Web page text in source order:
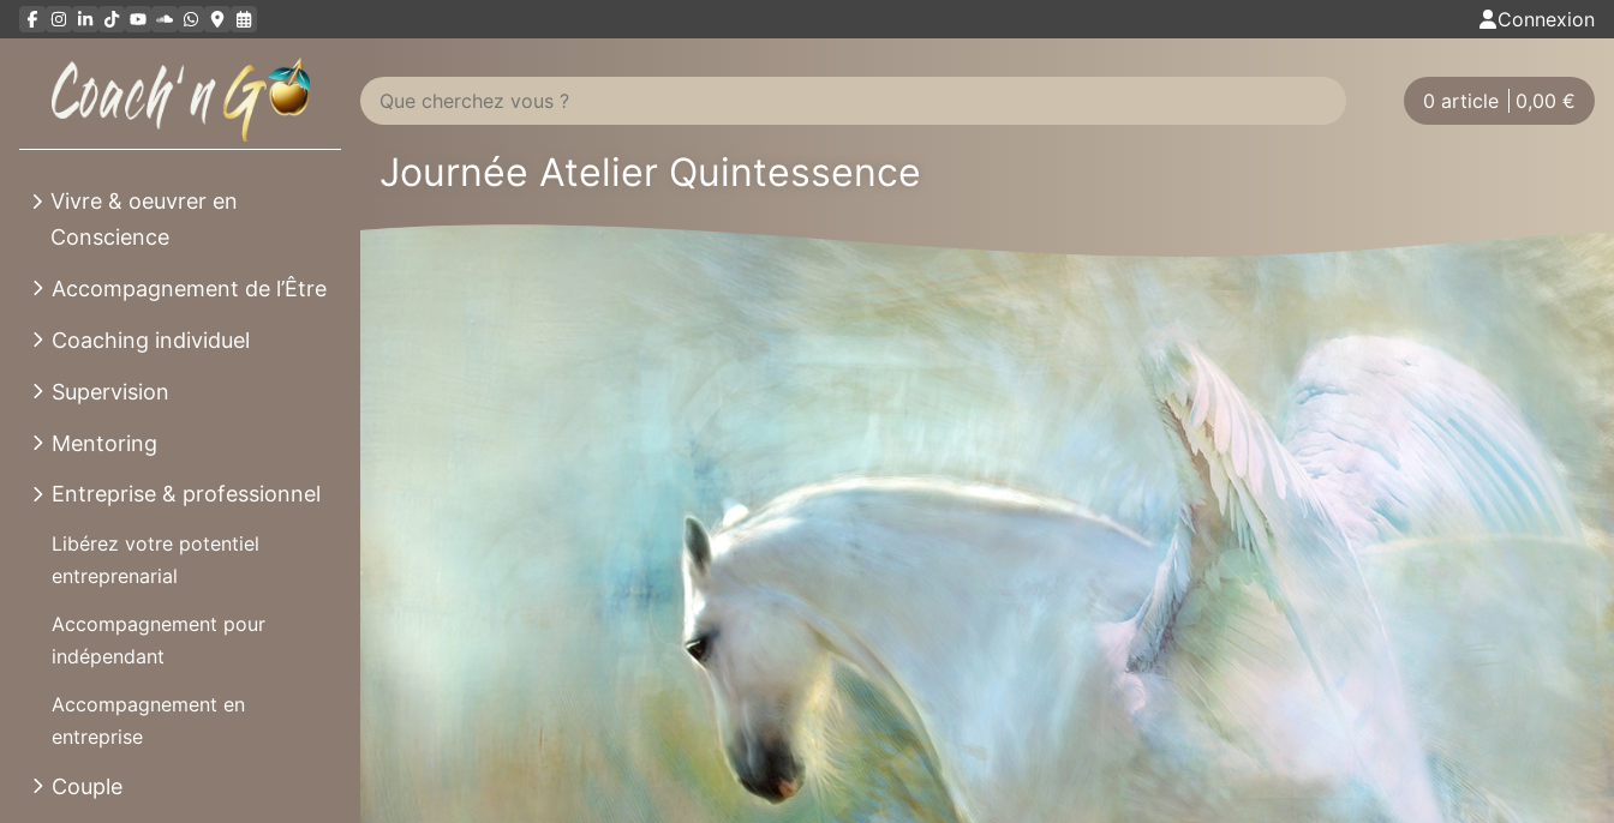
Connexion
contenu
Vivre & oeuvrer en
Conscience
Accompagnement de l’Être
Coaching individuel
Supervision
Mentoring
Entreprise & professionnel
Libérez votre potentiel
entreprenarial
Accompagnement pour
indépendant
Accompagnement en
entreprise
Couple
0 article 0,00 €
Journée Atelier Quintessence